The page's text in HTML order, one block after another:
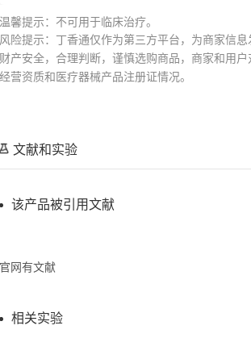
温馨提示：不可用于临床治疗。
风险提示：丁香通仅作为第三方平台，为商家信
财产安全，合理判断，谨慎选购商品，商家和用
经营资质和医疗器械产品注册证情况。
文献和实验
该产品被引用文献
官网有文献
相关实验